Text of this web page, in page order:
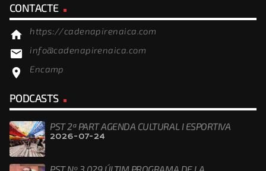
CONTACTE
home https://cadenapirenaica.com
email info@cadenapirenaica.com
location_on Encamp
PODCASTS
PST 2ª PART AGENDA CULTURAL I ESPORTIVA
2026-07-24
PST Nº 3.029 ÚLTIM PROGRAMA DE LA